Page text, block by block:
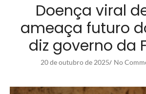
Doença viral
ameaça futuro
diz governo da
20 de outubro de 2025/ No